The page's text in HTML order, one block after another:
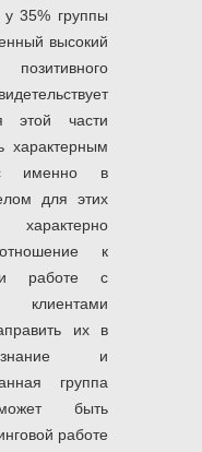
35% группы
высокий
части
характерным
именно в
для этих
к
работе с
их в
и
группа
быть
работе